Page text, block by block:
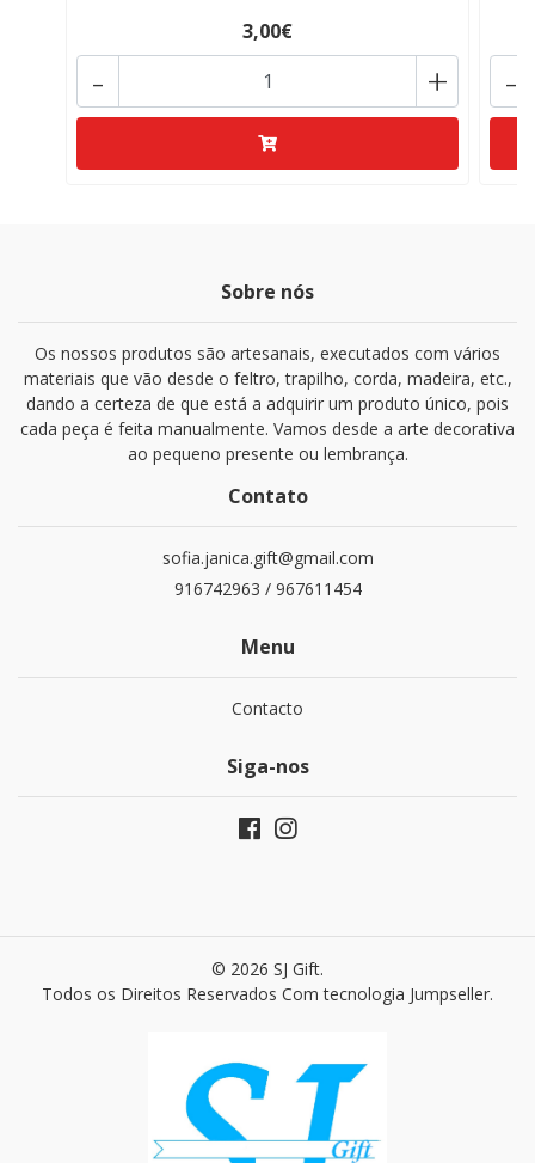
3,00€
+
- -
Sobre nós
Os nossos produtos são artesanais, executados com vários
materiais que vão desde o feltro, trapilho, corda, madeira, etc.,
dando a certeza de que está a adquirir um produto único, pois
cada peça é feita manualmente. Vamos desde a arte decorativa
ao pequeno presente ou lembrança.
Contato
sofia.janica.gift@gmail.com
916742963 / 967611454
Menu
Contacto
Siga-nos
© 2026 SJ Gift.
Todos os Direitos Reservados Com tecnologia Jumpseller.